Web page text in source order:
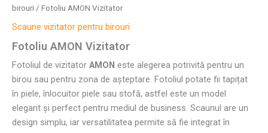
birouri / Fotoliu AMON Vizitator
Scaune vizitator pentru birouri
Fotoliu AMON Vizitator
Fotoliul de vizitator AMON este alegerea potrivită pentru un
birou sau pentru zona de așteptare. Fotoliul potate fii tapițat
în piele, înlocuitor piele sau stofă, astfel este un model
elegant și perfect pentru mediul de business. Scaunul are un
design simplu, iar versatilitatea permite să fie integrat în